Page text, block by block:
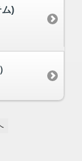
)